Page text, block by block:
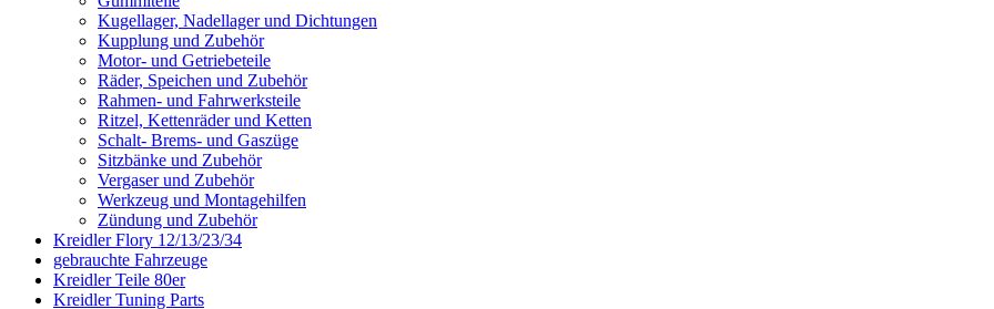
Kugellager, Nadellager und Dichtungen
Kupplung und Zubehör
Motor- und Getriebeteile
Räder, Speichen und Zubehör
Rahmen- und Fahrwerksteile
Ritzel, Kettenräder und Ketten
Schalt- Brems- und Gaszüge
Sitzbänke und Zubehör
Vergaser und Zubehör
Werkzeug und Montagehilfen
Zündung und Zubehör
Kreidler Flory 12/13/23/34
gebrauchte Fahrzeuge
Kreidler Teile 80er
Kreidler Tuning Parts